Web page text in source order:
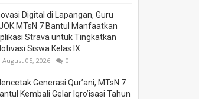
Digital di Lapangan, Guru
MTsN 7 Bantul Manfaatkan
Strava untuk Tingkatkan
Siswa Kelas IX
August 05, 2026 0
Generasi Qur’ani, MTsN 7
Kembali Gelar Iqro’isasi Tahun